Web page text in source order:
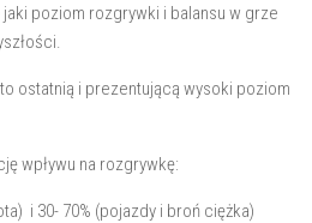
poziom rozgrywki i balansu w grze
ostatnią i prezentującą wysoki poziom
wpływu na rozgrywkę:
i 30- 70% (pojazdy i broń ciężka)